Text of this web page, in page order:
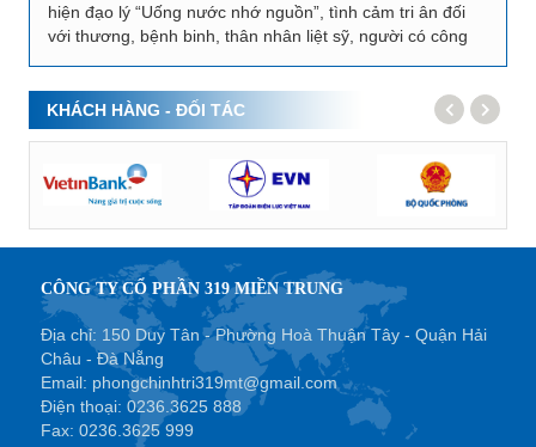
hiện đạo lý “Uống nước nhớ nguồn”, tình cảm tri ân đối
với thương, bệnh binh, thân nhân liệt sỹ, người có công
KHÁCH HÀNG - ĐỐI TÁC
CÔNG TY CỔ PHẦN 319 MIỀN TRUNG
Địa chỉ: 150 Duy Tân - Phường Hoà Thuận Tây - Quận Hải
Châu - Đà Nẵng
Email: phongchinhtri319mt@gmail.com
Điện thoại: 0236.3625 888
Fax: 0236.3625 999